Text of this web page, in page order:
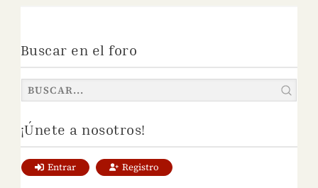
Buscar en el foro
¡Únete a nosotros!
Entrar Registro